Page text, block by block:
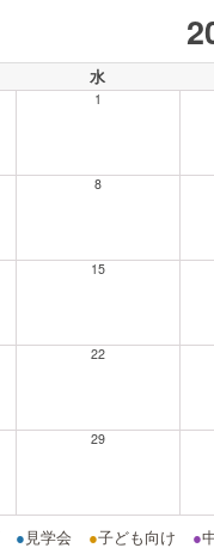
水
1
8
15
22
29
● 見学会 ●子ども向け ●